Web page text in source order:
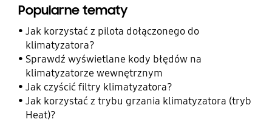
Popularne tematy
Jak korzystać z pilota dołączonego do
klimatyzatora?
Sprawdź wyświetlane kody błędów na
klimatyzatorze wewnętrznym
Jak czyścić filtry klimatyzatora?
Jak korzystać z trybu grzania klimatyzatora (tryb
Heat)?